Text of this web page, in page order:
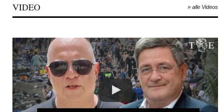
VIDEO » alle Videos